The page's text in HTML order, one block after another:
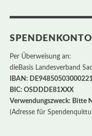
SPENDENKONTO
Per Überweisung an:
dieBasis Landesverband
IBAN:
BIC: OSDDDE81XXX
Verwendungszweck: Bitte
(Adresse für